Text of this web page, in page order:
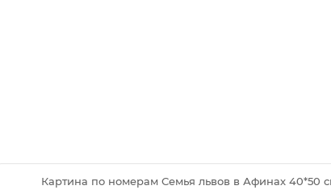
Картина по номерам Семья львов в Афинах 40*50